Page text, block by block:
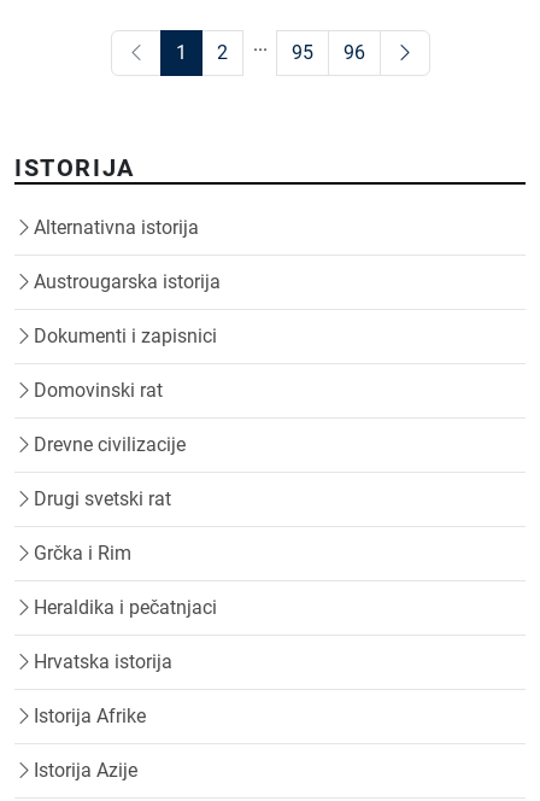
1 2 ... 95 96
ISTORIJA
Alternativna istorija
Austrougarska istorija
Dokumenti i zapisnici
Domovinski rat
Drevne civilizacije
Drugi svetski rat
Grčka i Rim
Heraldika i pečatnjaci
Hrvatska istorija
Istorija Afrike
Istorija Azije